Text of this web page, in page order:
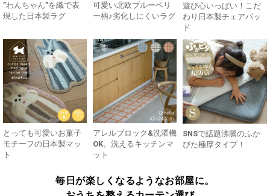
”わんちゃん”を織で表
現した日本製ラグ
可愛い北欧ブルーベリ
ー柄♪劣化しにくいラグ
遊び心いっぱい！こだ
わり日本製チェアパッ
ド
とっても可愛いお菓子
モチーフの日本製マッ
ト
アレルブロック&洗濯機
OK。洗えるキッチンマ
ット
SNSで話題沸騰のふか
ぴた極厚タイプ！
毎日が楽しくなるようなお部屋に。